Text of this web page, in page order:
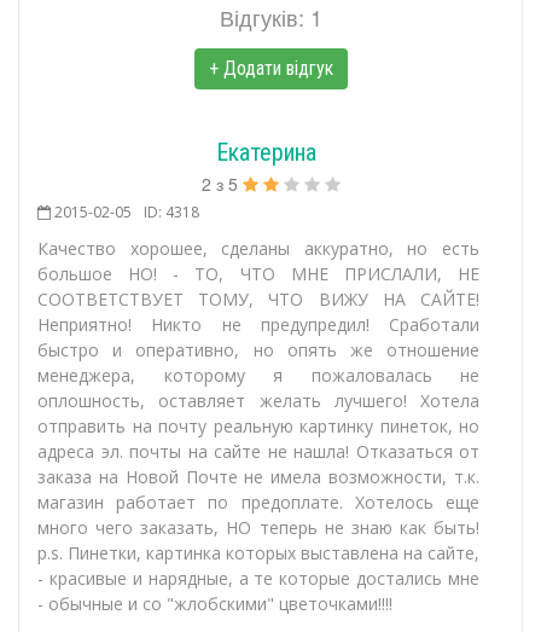
Відгуків: 1
+ Додати відгук
Екатерина
2 з 5
2015-02-05 ID: 4318
Качество хорошее, сделаны аккуратно, но есть
большое НО! - ТО, ЧТО МНЕ ПРИСЛАЛИ, НЕ
СООТВЕТСТВУЕТ ТОМУ, ЧТО ВИЖУ НА САЙТЕ!
Неприятно! Никто не предупредил! Сработали
быстро и оперативно, но опять же отношение
менеджера, которому я пожаловалась не
оплошность, оставляет желать лучшего! Хотела
отправить на почту реальную картинку пинеток, но
адреса эл. почты на сайте не нашла! Отказаться от
заказа на Новой Почте не имела возможности, т.к.
магазин работает по предоплате. Хотелось еще
много чего заказать, НО теперь не знаю как быть!
p.s. Пинетки, картинка которых выставлена на сайте,
- красивые и нарядные, а те которые достались мне
- обычные и со "жлобскими" цветочками!!!!